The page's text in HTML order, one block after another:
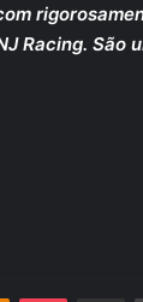
Racing. São
Odnoklassniki
Pocket